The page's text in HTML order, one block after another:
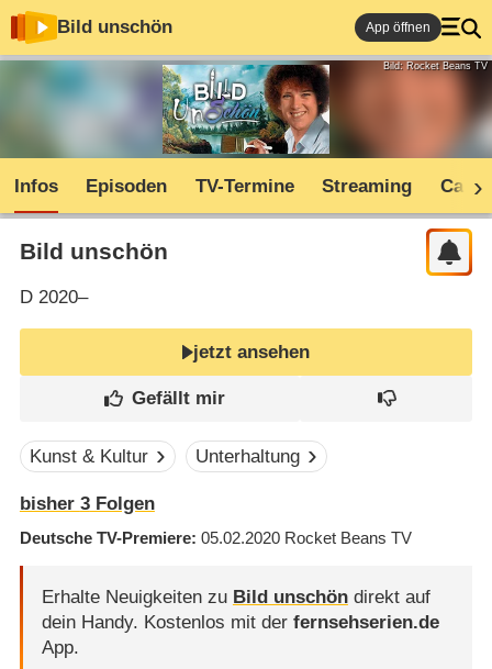
Bild unschön App öffnen
Bild: Rocket Beans TV
Infos Episoden TV-Termine Streaming Cast
Bild unschön
D2020–
jetzt ansehen
Kunst & Kultur Unterhaltung
bisher 3Folgen
Deutsche TV-Premiere 05.02.2020 Rocket Beans TV
Erhalte Neuigkeiten zu Bild unschöndirekt auf
dein Handy. Kostenlos mit der fernsehserien.de
App.